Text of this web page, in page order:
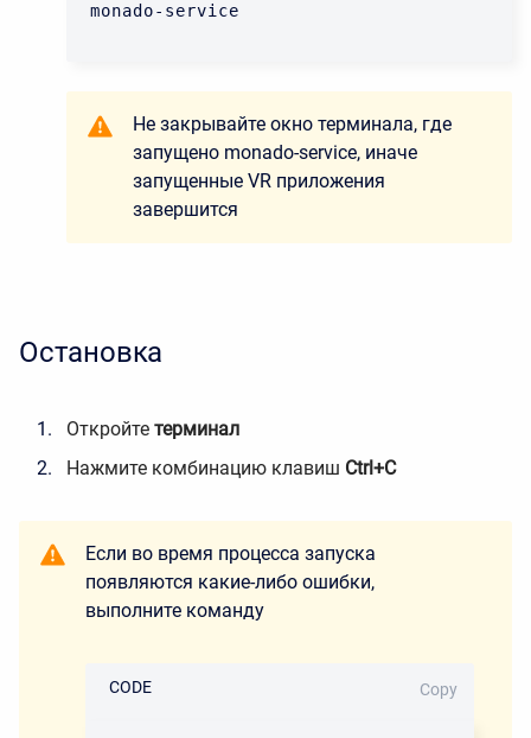
monado-service
Не закрывайте окно терминала, где
запущено monado-service, иначе
запущенные VR приложения
завершится
Остановка
Откройте терминал
Нажмите комбинацию клавиш Ctrl+C
Если во время процесса запуска
появляются какие-либо ошибки,
выполните команду
Copy
CODE